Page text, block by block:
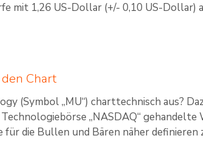
mit 1,26 US-Dollar (+/- 0,10 US-Dollar)
Chart
(Symbol „MU“) charttechnisch aus?
„NASDAQ“ gehandelte
die Bullen und Bären näher definieren